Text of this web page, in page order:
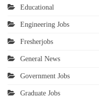
Educational
Engineering Jobs
Fresherjobs
General News
Government Jobs
Graduate Jobs